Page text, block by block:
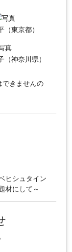
東京都）
神奈川県）
できませんの
ヒシュタイン
材にして～